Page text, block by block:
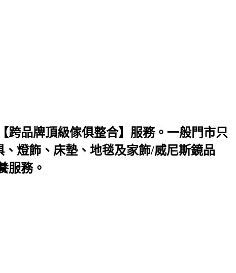
品牌頂級傢俱整合】服務。一般門市只
燈飾、床墊、地毯及家飾/威尼斯鏡品
服務。